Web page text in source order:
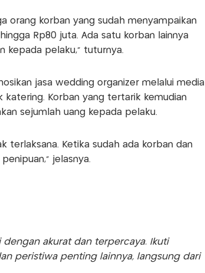
orang korban yang sudah menyampaikan
Rp80 juta. Ada satu korban lainnya
kepada pelaku," tuturnya.
jasa wedding organizer melalui media
katering. Korban yang tertarik kemudian
sejumlah uang kepada pelaku.
terlaksana. Ketika sudah ada korban dan
jelasnya.
akurat dan terpercaya. Ikuti
peristiwa penting lainnya, langsung dari